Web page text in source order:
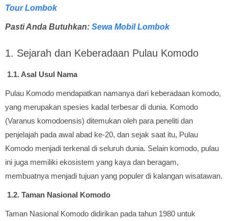
Tour Lombok
Pasti Anda Butuhkan: Sewa Mobil Lombok
1. Sejarah dan Keberadaan Pulau Komodo
1.1. Asal Usul Nama
Pulau Komodo mendapatkan namanya dari keberadaan komodo,
yang merupakan spesies kadal terbesar di dunia. Komodo
(Varanus komodoensis) ditemukan oleh para peneliti dan
penjelajah pada awal abad ke-20, dan sejak saat itu, Pulau
Komodo menjadi terkenal di seluruh dunia. Selain komodo, pulau
ini juga memiliki ekosistem yang kaya dan beragam,
membuatnya menjadi tujuan yang populer di kalangan wisatawan.
1.2. Taman Nasional Komodo
Taman Nasional Komodo didirikan pada tahun 1980 untuk